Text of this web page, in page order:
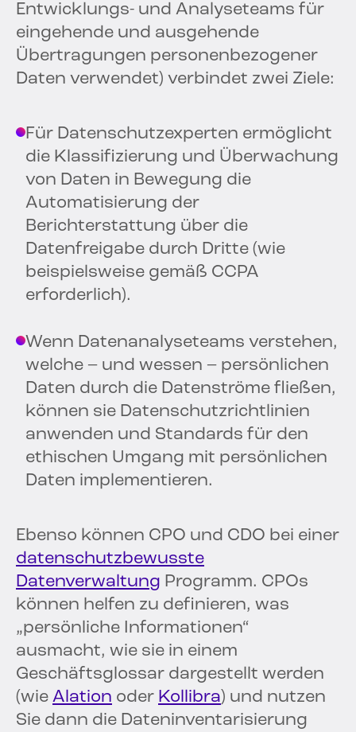
Entwicklungs- und Analyseteams für
eingehende und ausgehende
Übertragungen personenbezogener
Daten verwendet) verbindet zwei Ziele:
Für Datenschutzexperten ermöglicht
die Klassifizierung und Überwachung
von Daten in Bewegung die
Automatisierung der
Berichterstattung über die
Datenfreigabe durch Dritte (wie
beispielsweise gemäß CCPA
erforderlich).
Wenn Datenanalyseteams verstehen,
welche – und wessen – persönlichen
Daten durch die Datenströme fließen,
können sie Datenschutzrichtlinien
anwenden und Standards für den
ethischen Umgang mit persönlichen
Daten implementieren.
Ebenso können CPO und CDO bei einer
datenschutzbewusste
Datenverwaltung Programm. CPOs
können helfen zu definieren, was
„persönliche Informationen“
ausmacht, wie sie in einem
Geschäftsglossar dargestellt werden
(wie Alation oder Kollibra) und nutzen
Sie dann die Dateninventarisierung